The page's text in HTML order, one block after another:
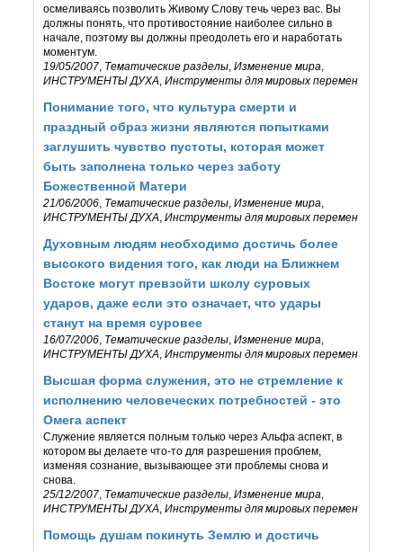
осмеливаясь позволить Живому Слову течь через вас. Вы
должны понять, что противостояние наиболее сильно в
начале, поэтому вы должны преодолеть его и наработать
моментум.
19/05/2007 Тематические разделы ,Изменение мира
ИНСТРУМЕНТЫ ДУХА ,Инструменты для мировых перемен
Понимание того, что культура смерти и
праздный образ жизни являются попытками
заглушить чувство пустоты, которая может
быть заполнена только через заботу
Божественной Матери
21/06/2006 Тематические разделы ,Изменение мира
ИНСТРУМЕНТЫ ДУХА ,Инструменты для мировых перемен
Духовным людям необходимо достичь более
высокого видения того, как люди на Ближнем
Востоке могут превзойти школу суровых
ударов, даже если это означает, что удары
станут на время суровее
16/07/2006 Тематические разделы ,Изменение мира
ИНСТРУМЕНТЫ ДУХА ,Инструменты для мировых перемен
Высшая форма служения, это не стремление к
исполнению человеческих потребностей - это
Омега аспект
Служение является полным только через Альфа аспект, в
котором вы делаете что-то для разрешения проблем,
изменяя сознание, вызывающее эти проблемы снова и
снова.
25/12/2007 Тематические разделы ,Изменение мира
ИНСТРУМЕНТЫ ДУХА ,Инструменты для мировых перемен
Помощь душам покинуть Землю и достичь